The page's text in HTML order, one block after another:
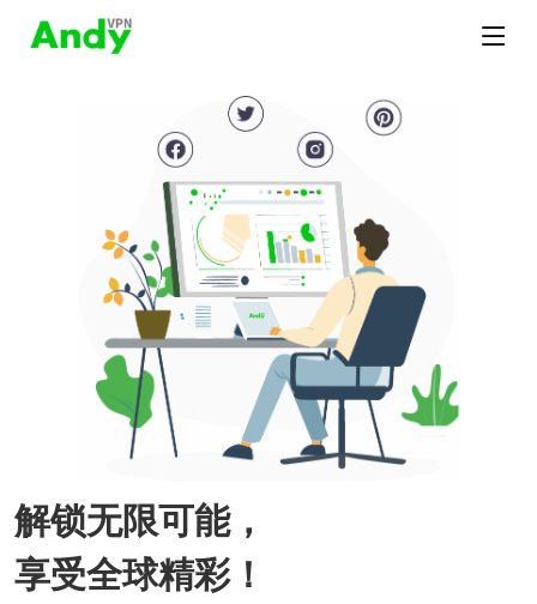
解锁无限可能，
享受全球精彩！